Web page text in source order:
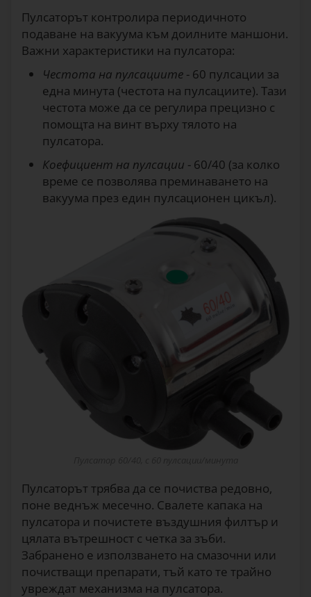
Пулсаторът контролира периодичното
подаване на вакуума към доилните маншони.
Важни характеристики на пулсатора:
Честота на пулсациите - 60 пулсации за
една минута (честота на пулсациите). Тази
честота може да се регулира прецизно с
помощта на винт върху тялото на
пулсатора.
Коефициент на пулсации - 60/40 (за колко
време се позволява преминаването на
вакуума през един пулсационен цикъл).
Пулсаторът трябва да се почиства редовно,
поне веднъж месечно. Свалете капака на
пулсатора и почистете въздушния филтър и
цялата вътрешност с четка за зъби.
Забранено е използването на смазочни или
почистващи препарати, тъй като те трайно
увреждат механизма на пулсатора.